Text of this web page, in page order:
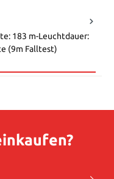
183 m-Leuchtdauer:
(9m Falltest)